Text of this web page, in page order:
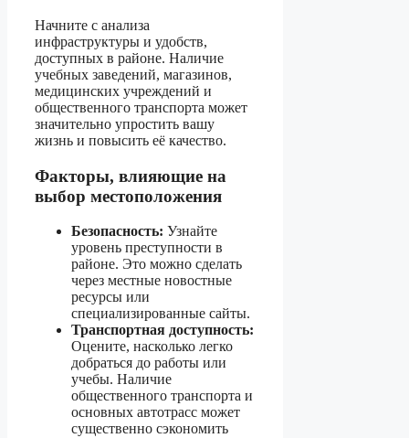
Начните с анализа
инфраструктуры и удобств,
доступных в районе. Наличие
учебных заведений, магазинов,
медицинских учреждений и
общественного транспорта может
значительно упростить вашу
жизнь и повысить её качество.
Факторы, влияющие на
выбор местоположения
Безопасность: Узнайте
уровень преступности в
районе. Это можно сделать
через местные новостные
ресурсы или
специализированные сайты.
Транспортная доступность:
Оцените, насколько легко
добраться до работы или
учебы. Наличие
общественного транспорта и
основных автотрасс может
существенно сэкономить